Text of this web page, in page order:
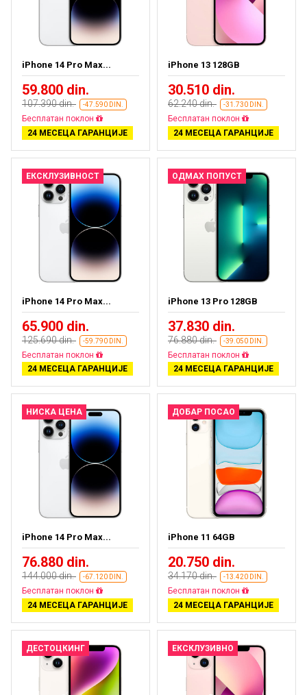
iPhone 14 Pro Max...
59.800 din.
107.390 din. -47.590 DIN.
Бесплатан поклон
24 МЕСЕЦА ГАРАНЦИЈЕ
iPhone 13 128GB
30.510 din.
62.240 din. -31.730 DIN.
Бесплатан поклон
24 МЕСЕЦА ГАРАНЦИЈЕ
ЕКСКЛУЗИВНОСТ
iPhone 14 Pro Max...
65.900 din.
125.690 din. -59.790 DIN.
Бесплатан поклон
24 МЕСЕЦА ГАРАНЦИЈЕ
ОДМАХ ПОПУСТ
iPhone 13 Pro 128GB
37.830 din.
76.880 din. -39.050 DIN.
Бесплатан поклон
24 МЕСЕЦА ГАРАНЦИЈЕ
НИСКА ЦЕНА
iPhone 14 Pro Max...
76.880 din.
144.000 din. -67.120 DIN.
Бесплатан поклон
24 МЕСЕЦА ГАРАНЦИЈЕ
ДОБАР ПОСАО
iPhone 11 64GB
20.750 din.
34.170 din. -13.420 DIN.
Бесплатан поклон
24 МЕСЕЦА ГАРАНЦИЈЕ
ДЕСТОЦКИНГ ЕКСКЛУЗИВНО